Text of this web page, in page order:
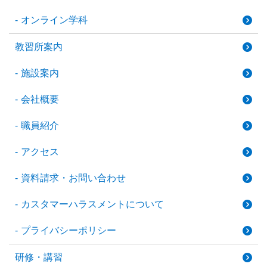
オンライン学科
教習所案内
施設案内
会社概要
職員紹介
アクセス
資料請求・お問い合わせ
カスタマーハラスメントについて
プライバシーポリシー
研修・講習